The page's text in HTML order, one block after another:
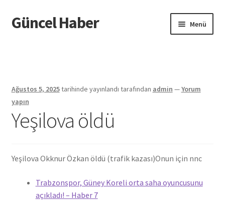
Dolaşıma
geç
İçeriğe
geç
Güncel Haber Menü
Ağustos 5, 2025tarihinde yayınlandı tarafından admin —Yorum
yapın
Yeşilova öldü
Yeşilova Okknur Özkan öldü (trafik kazası)Onun için nnc
Trabzonspor, Güney Koreli orta saha oyuncusunu
açıkladı! – Haber 7